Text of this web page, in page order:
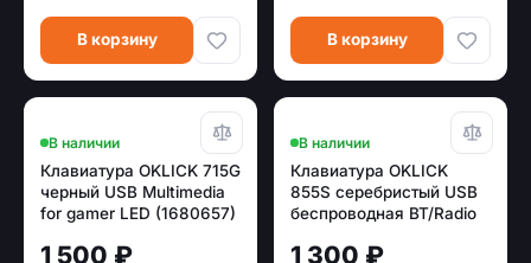
В корзину В корзину
В наличии
Клавиатура OKLICK 715G
черный USB Multimedia
for gamer LED (1680657)
1 500 ₽
В наличии
Клавиатура OKLICK
855S серебристый USB
беспроводная BT/Radio
(1696464)
1 300 ₽